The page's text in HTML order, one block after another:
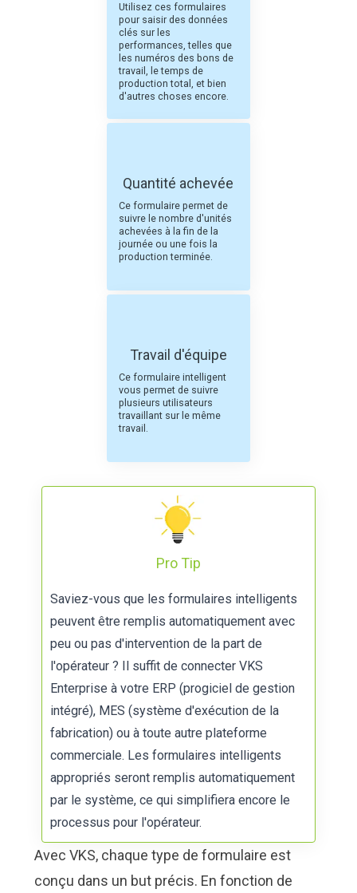
Utilisez ces formulaires
pour saisir des données
clés sur les
performances, telles que
les numéros des bons de
travail, le temps de
production total, et bien
d'autres choses encore.
Quantité achevée
Ce formulaire permet de
suivre le nombre d'unités
achevées à la fin de la
journée ou une fois la
production terminée.
Travail d'équipe
Ce formulaire intelligent
vous permet de suivre
plusieurs utilisateurs
travaillant sur le même
travail.
Pro Tip
Saviez-vous que les formulaires intelligents
peuvent être remplis automatiquement avec
peu ou pas d'intervention de la part de
l'opérateur ? Il suffit de connecter VKS
Enterprise à votre ERP (progiciel de gestion
intégré), MES (système d'exécution de la
fabrication) ou à toute autre plateforme
commerciale. Les formulaires intelligents
appropriés seront remplis automatiquement
par le système, ce qui simplifiera encore le
processus pour l'opérateur.
Avec VKS, chaque type de formulaire est
conçu dans un but précis. En fonction de